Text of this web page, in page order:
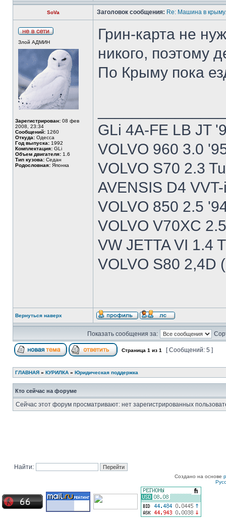
SoVa Заголовок сообщения: Re: Машина в
Злой АДМИН
Зарегистрирован: 08 фев
2008, 23:34
Сообщений: 1260
Откуда: Одесса
Год выпуска: 1992
Комплектация: GLi
Объем двигателя: 1.6
Тип кузова: Седан
Родословная: Японка
Грин-карта не
никого, поэтому
По Крыму пока
GLi 4A-FE LB JT
VOLVO 960 3.0
VOLVO S70 2.3
AVENSIS D4
VOLVO 850 2.5
VOLVO V70XC
VW JETTA VI 1.4
VOLVO S80 2,4D
Вернуться наверх
Показать сообщения за:
Страница 1 из 1 [ Сообщений: 5 ]
ГЛАВНАЯ » КУРИЛКА » Юридическая поддержка
Кто сейчас на форуме
Сейчас этот форум просматривают: нет зарегистрированных
Найти:
Создано на основе